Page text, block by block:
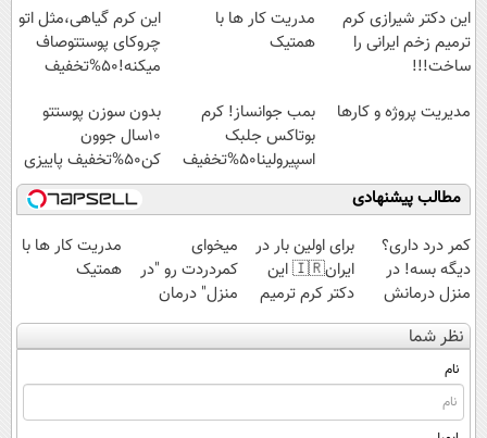
این دکتر شیرازی کرم
ترمیم زخم ایرانی را
ساخت!!!
مدریت کار ها با
همتیک
این کرم گیاهی،مثل اتو
چروکای پوستتوصاف
میکنه!50%تخفیف
مدیریت پروژه و کارها
بمب جوانساز! کرم
بوتاکس جلبک
اسپیرولینا50%تخفیف
بدون سوزن پوستتو
10سال جوون
کن50%تخفیف پاییزی
مطالب پیشنهادی
کمر درد داری؟
دیگه بسه! در
منزل درمانش
کن
(◀پرسش‌نامه)
برای اولین بار در
ایران🇮🇷 این
دکتر کرم ترمیم
کننده 23 روزه
ساخت!
میخوای
کمردردت رو "در
منزل" درمان
کنی؟ (◂فیلم +
◂پرسش‌نامه)
مدریت کار ها با
همتیک
نظر شما
نام